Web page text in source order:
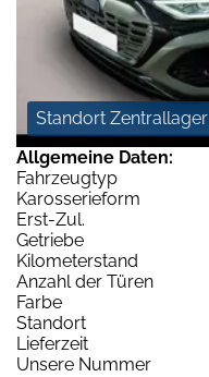
Standort Zentrallager
Allgemeine Daten:
Fahrzeugtyp
Karosserieform
Erst-Zul.
Getriebe
Kilometerstand
Anzahl der Türen
Farbe
Standort
Lieferzeit
Unsere Nummer